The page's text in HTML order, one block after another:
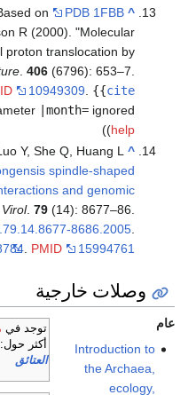
^
on PDB 1FBB
R (2000). "Molecular
proton translocation by
.406 (6796): 653–7.
10949309. {{cite
|month= ignored
(help
)
^
Y, She Q, Huang L
spindle-shaped
and genomic
.79 (14): 8677–86.
8686.2005
PMID 15994761
وصلات خارجية
توجد في
أكثر حول:
العتائق
عام
Introduction to
the Archaea,
ecology,